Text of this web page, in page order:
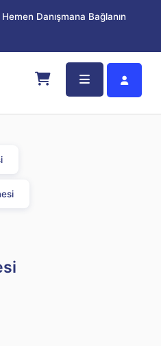
Danışmana Bağlanın